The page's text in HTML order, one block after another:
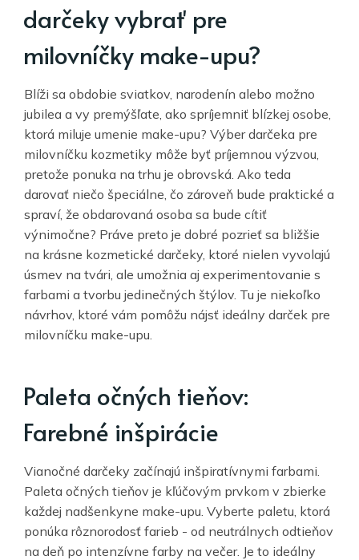
darčeky vybrať pre
milovníčky make-upu?
Blíži sa obdobie sviatkov, narodenín alebo možno
jubilea a vy premýšľate, ako spríjemniť blízkej osobe,
ktorá miluje umenie make-upu? Výber darčeka pre
milovníčku kozmetiky môže byť príjemnou výzvou,
pretože ponuka na trhu je obrovská. Ako teda
darovať niečo špeciálne, čo zároveň bude praktické a
spraví, že obdarovaná osoba sa bude cítiť
výnimočne? Práve preto je dobré pozrieť sa bližšie
na krásne kozmetické darčeky, ktoré nielen vyvolajú
úsmev na tvári, ale umožnia aj experimentovanie s
farbami a tvorbu jedinečných štýlov. Tu je niekoľko
návrhov, ktoré vám pomôžu nájsť ideálny darček pre
milovníčku make-upu.
Paleta očných tieňov:
Farebné inšpirácie
Vianočné darčeky začínajú inšpiratívnymi farbami.
Paleta očných tieňov je kľúčovým prvkom v zbierke
každej nadšenkyne make-upu. Vyberte paletu, ktorá
ponúka rôznorodosť farieb - od neutrálnych odtieňov
na deň po intenzívne farby na večer. Je to ideálny